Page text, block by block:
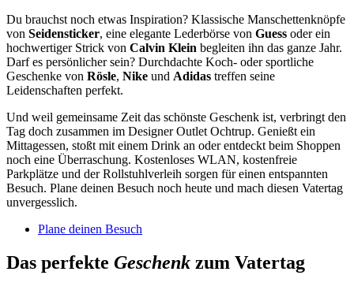
Du brauchst noch etwas Inspiration? Klassische Manschettenknöpfe
von Seidensticker, eine elegante Lederbörse von Guess oder ein
hochwertiger Strick von Calvin Klein begleiten ihn das ganze Jahr.
Darf es persönlicher sein? Durchdachte Koch‑ oder sportliche
Geschenke von Rösle, Nike und Adidas treffen seine
Leidenschaften perfekt.
Und weil gemeinsame Zeit das schönste Geschenk ist, verbringt den
Tag doch zusammen im Designer Outlet Ochtrup. Genießt ein
Mittagessen, stoßt mit einem Drink an oder entdeckt beim Shoppen
noch eine Überraschung. Kostenloses WLAN, kostenfreie
Parkplätze und der Rollstuhlverleih sorgen für einen entspannten
Besuch. Plane deinen Besuch noch heute und mach diesen Vatertag
unvergesslich.
Plane deinen Besuch
Das perfekte Geschenk zum Vatertag